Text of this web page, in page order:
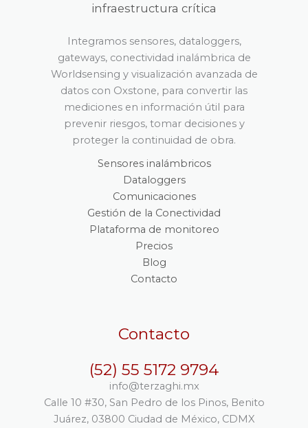
infraestructura crítica
Integramos sensores, dataloggers,
gateways, conectividad inalámbrica de
Worldsensing y visualización avanzada de
datos con Oxstone, para convertir las
mediciones en información útil para
prevenir riesgos, tomar decisiones y
proteger la continuidad de obra.
Sensores inalámbricos
Dataloggers
Comunicaciones
Gestión de la Conectividad
Plataforma de monitoreo
Precios
Blog
Contacto
Contacto
(52) 55 5172 9794
info@terzaghi.mx
Calle 10 #30, San Pedro de los Pinos, Benito
Juárez, 03800 Ciudad de México, CDMX